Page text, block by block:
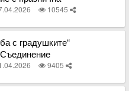
10545
с градушките“
9405